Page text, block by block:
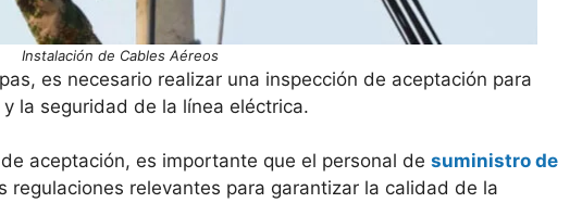
Instalación de Cables Aéreos
es necesario realizar una inspección de aceptación para
la seguridad de la línea eléctrica.
aceptación, es importante que el personal de suministro de
regulaciones relevantes para garantizar la calidad de la